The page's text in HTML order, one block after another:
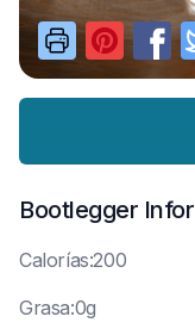
Bootlegger
Calorías:200
Grasa:0g